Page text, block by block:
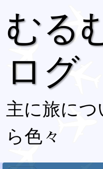
むる
ログ
主に旅に
ら色々